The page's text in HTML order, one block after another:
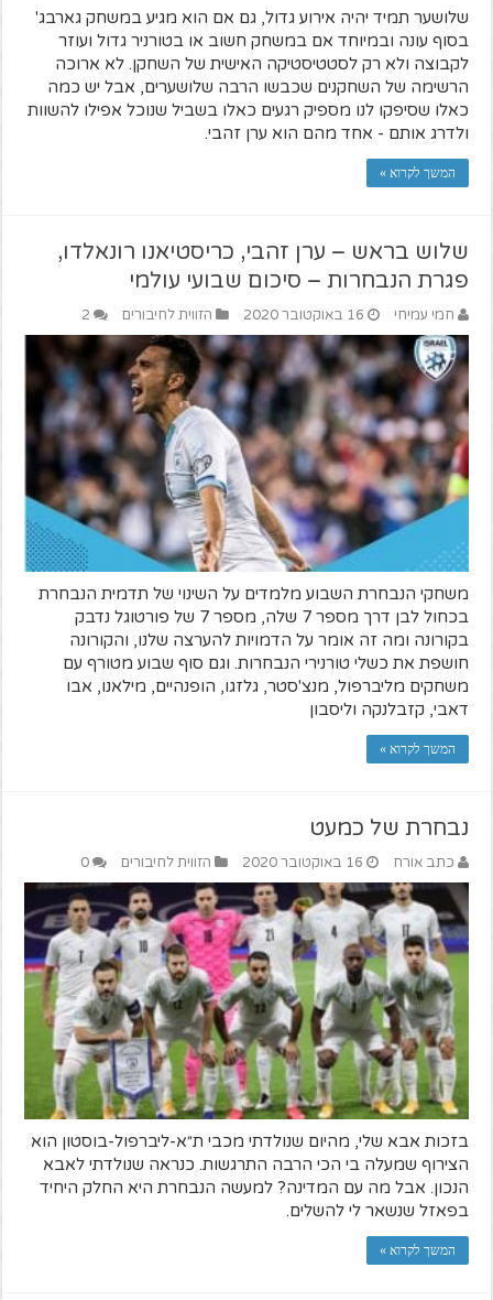
שלושער תמיד יהיה אירוע גדול, גם אם הוא מגיע במשחק גארבג'
בסוף עונה ובמיוחד אם במשחק חשוב או בטורניר גדול ועוזר
לקבוצה ולא רק לסטטיסטיקה האישית של השחקן. לא ארוכה
הרשימה של השחקנים שכבשו הרבה שלושערים, אבל יש כמה
כאלו שסיפקו לנו מספיק רגעים כאלו בשביל שנוכל אפילו להשוות
ולדרג אותם - אחד מהם הוא ערן זהבי.
המשך לקרוא »
שלוש בראש – ערן זהבי, כריסטיאנו רונאלדו,
פגרת הנבחרות – סיכום שבועי עולמי
חמי עמיחי 16 באוקטובר 2020 הזווית לחיבורים 2
משחקי הנבחרת השבוע מלמדים על השינוי של תדמית הנבחרת
בכחול לבן דרך מספר 7 שלה, מספר 7 של פורטוגל נדבק
בקורונה ומה זה אומר על הדמויות להערצה שלנו, והקורונה
חושפת את כשלי טורנירי הנבחרות. וגם סוף שבוע מטורף עם
משחקים מליברפול, מנצ'סטר, גלזגו, הופנהיים, מילאנו, אבו
דאבי, קזבלנקה וליסבון
המשך לקרוא »
נבחרת של כמעט
כתב אורח 16 באוקטובר 2020 הזווית לחיבורים 0
בזכות אבא שלי, מהיום שנולדתי מכבי ת״א-ליברפול-בוסטון הוא
הצירוף שמעלה בי הכי הרבה התרגשות. כנראה שנולדתי לאבא
הנכון. אבל מה עם המדינה? למעשה הנבחרת היא החלק היחיד
בפאזל שנשאר לי להשלים.
המשך לקרוא »